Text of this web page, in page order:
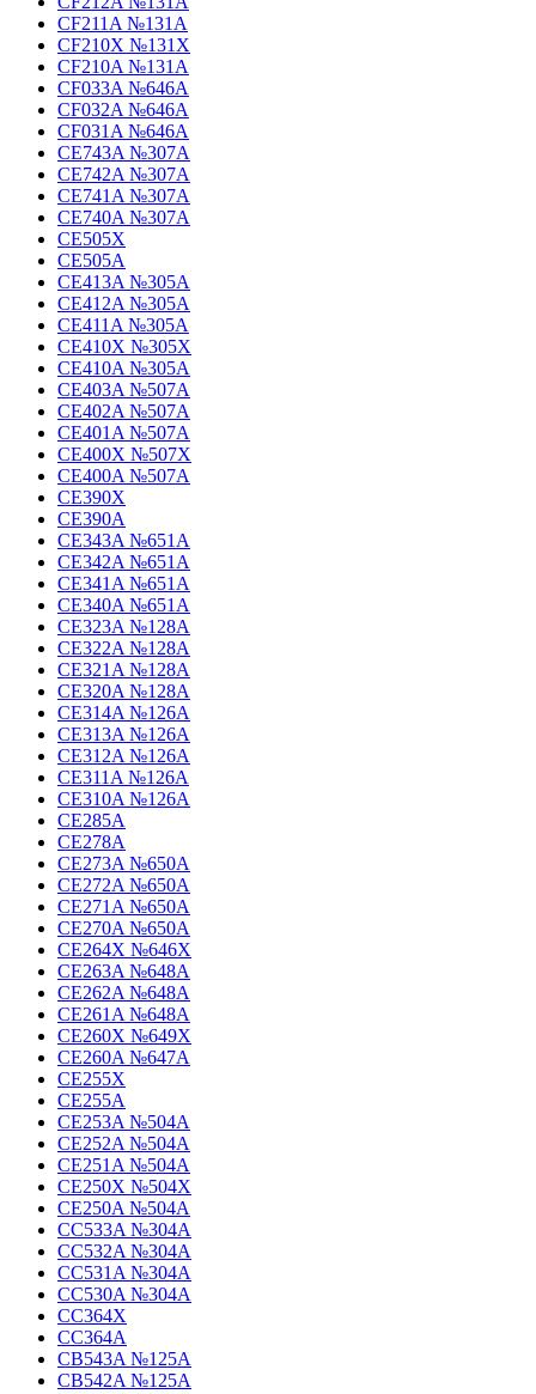
CF211A №131A
CF210X №131X
CF210A №131A
CF033A №646A
CF032A №646A
CF031A №646A
CE743A №307A
CE742A №307A
CE741A №307A
CE740A №307A
CE505X
CE505A
CE413A №305A
CE412A №305A
CE411A №305A
CE410X №305X
CE410A №305A
CE403A №507A
CE402A №507A
CE401A №507A
CE400X №507X
CE400A №507A
CE390X
CE390A
CE343A №651A
CE342A №651A
CE341A №651A
CE340A №651A
CE323A №128A
CE322A №128A
CE321A №128A
CE320A №128A
CE314A №126A
CE313A №126A
CE312A №126A
CE311A №126A
CE310A №126A
CE285A
CE278A
CE273A №650A
CE272A №650A
CE271A №650A
CE270A №650A
CE264X №646X
CE263A №648A
CE262A №648A
CE261A №648A
CE260X №649X
CE260A №647A
CE255X
CE255A
CE253A №504A
CE252A №504A
CE251A №504A
CE250X №504X
CE250A №504A
CC533A №304A
CC532A №304A
CC531A №304A
CC530A №304A
CC364X
CC364A
CB543A №125A
CB542A №125A